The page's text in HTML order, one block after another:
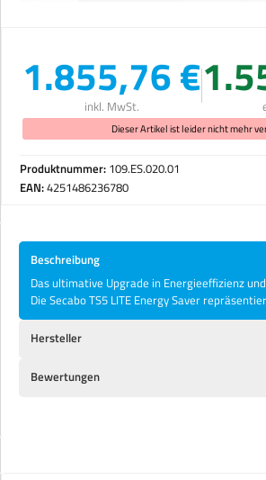
1.855,76 €
inkl. MwSt.
Dieser Artikel ist leider nicht mehr
Produktnummer: 109.ES.020.01
EAN:4251486236780
Beschreibung
Das ultimative Upgrade in Energieeffizienz
Die Secabo TS5 LITE Energy Saver
Hersteller
Bewertungen